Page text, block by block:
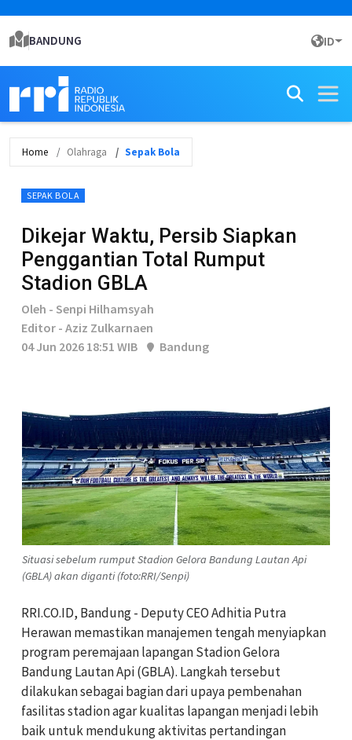
BANDUNG ID
Home Olahraga Sepak Bola
SEPAK BOLA
Dikejar Waktu, Persib Siapkan
Penggantian Total Rumput
Stadion GBLA
Oleh - Senpi Hilhamsyah
Editor - Aziz Zulkarnaen
04 Jun 2026 18:51 WIB
Bandung
Situasi sebelum rumput Stadion Gelora Bandung Lautan Api
(GBLA) akan diganti (foto:RRI/Senpi)
RRI.CO.ID, Bandung - Deputy CEO Adhitia Putra
Herawan memastikan manajemen tengah menyiapkan
program peremajaan lapangan Stadion Gelora
Bandung Lautan Api (GBLA). Langkah tersebut
dilakukan sebagai bagian dari upaya pembenahan
fasilitas stadion agar kualitas lapangan menjadi lebih
baik untuk mendukung aktivitas pertandingan